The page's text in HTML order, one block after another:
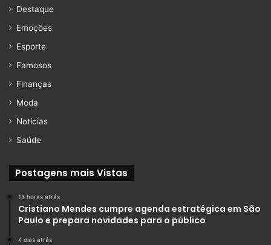
Destaque
Emoções
Esporte
Famosos
Finanças
Moda
Notícias
Saúde
Postagens mais Vistas
16 horas atrás
Cristiano Mendes cumpre agenda estratégica em São
Paulo e prepara novidades para o público
4 dias atrás